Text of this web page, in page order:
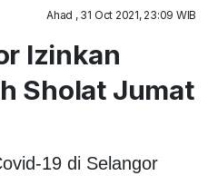
Ahad , 31 Oct 2021, 23:09 WIB
Izinkan
Sholat Jumat
19 di Selangor